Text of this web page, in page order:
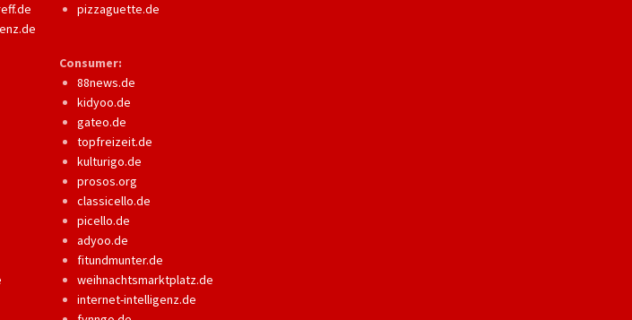
pizzaguette.de
Consumer:
88news.de
kidyoo.de
gateo.de
topfreizeit.de
kulturigo.de
prosos.org
classicello.de
picello.de
adyoo.de
fitundmunter.de
weihnachtsmarktplatz.de
internet-intelligenz.de